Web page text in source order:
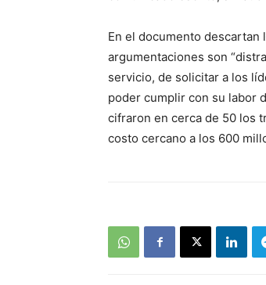
En el documento
argumentaciones son
servicio, de solicitar a los
poder cumplir con su labor
cifraron en cerca de 50 los
costo cercano a los 600